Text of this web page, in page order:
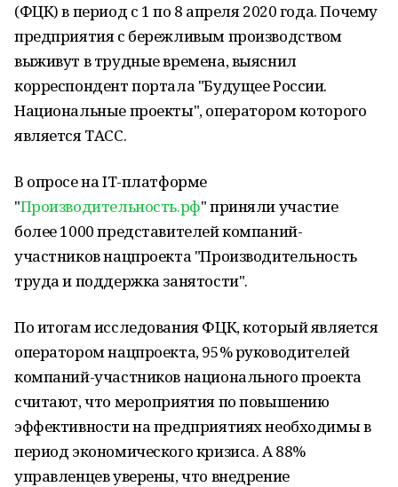
(ФЦК) в период с 1 по 8 апреля 2020 года. Почему
предприятия с бережливым производством
выживут в трудные времена, выяснил
корреспондент портала "Будущее России.
Национальные проекты", оператором которого
является ТАСС.
В опросе на IТ-платформе
"Производительность.рф" приняли участие
более 1000 представителей компаний-
участников нацпроекта "Производительность
труда и поддержка занятости".
По итогам исследования ФЦК, который является
оператором нацпроекта, 95% руководителей
компаний-участников национального проекта
считают, что мероприятия по повышению
эффективности на предприятиях необходимы в
период экономического кризиса. А 88%
управленцев уверены, что внедрение